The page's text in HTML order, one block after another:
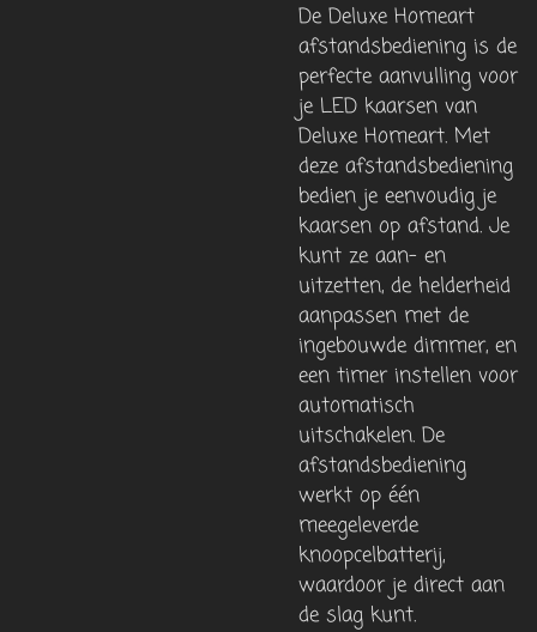
De Deluxe Homeart
afstandsbediening is de
perfecte aanvulling voor
je LED kaarsen van
Deluxe Homeart. Met
deze afstandsbediening
bedien je eenvoudig je
kaarsen op afstand. Je
kunt ze aan- en
uitzetten, de helderheid
aanpassen met de
ingebouwde dimmer, en
een timer instellen voor
automatisch
uitschakelen. De
afstandsbediening
werkt op één
meegeleverde
knoopcelbatterij,
waardoor je direct aan
de slag kunt.